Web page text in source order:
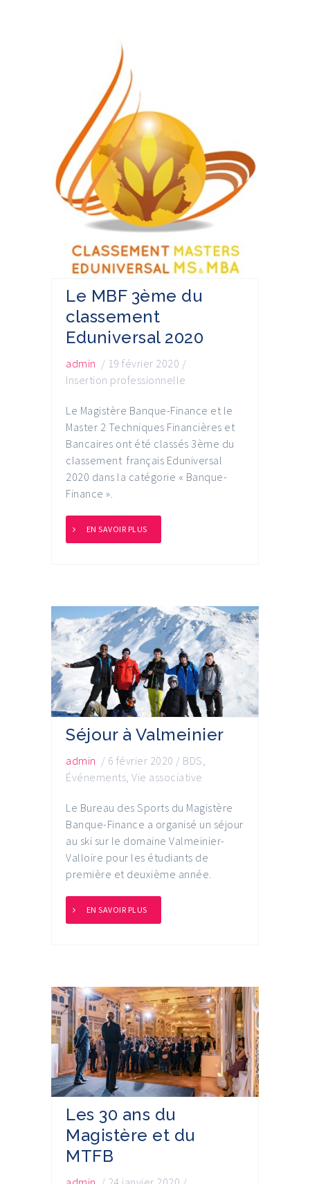
Le MBF 3ème du
classement
Eduniversal 2020
admin / 19 février 2020 /
Insertion professionnelle
Le Magistère Banque-Finance et le
Master 2 Techniques Financières et
Bancaires ont été classés 3ème du
classement français Eduniversal
2020 dans la catégorie « Banque-
Finance ».
EN SAVOIR PLUS
Séjour à Valmeinier
admin / 6 février 2020 / BDS
Événements Vie associative
Le Bureau des Sports du Magistère
Banque-Finance a organisé un séjour
au ski sur le domaine Valmeinier-
Valloire pour les étudiants de
première et deuxième année.
EN SAVOIR PLUS
Les 30 ans du
Magistère et du
MTFB